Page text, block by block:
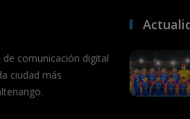
de comunicación digital
ciudad más